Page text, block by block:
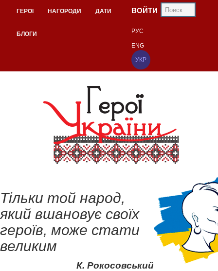
ГЕРОЇ НАГОРОДИ ДАТИ
БЛОГИ
ВОЙТИ
РУС
ENG
УКР
Тільки той народ,
який вшановує своїх
героїв, може стати
великим
К. Рокосовський